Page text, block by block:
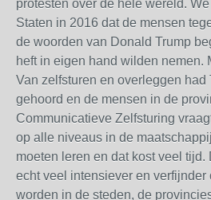
protesten over de hele wereld.
Staten in 2016 dat de mensen
de woorden van Donald Trump
heft in eigen hand wilden nemen.
Van zelfsturen en overleggen had
gehoord en de mensen in de
Communicatieve Zelfsturing
op alle niveaus in de
moeten leren en dat kost veel tijd.
echt veel intensiever en verfijnder
worden in de steden, de